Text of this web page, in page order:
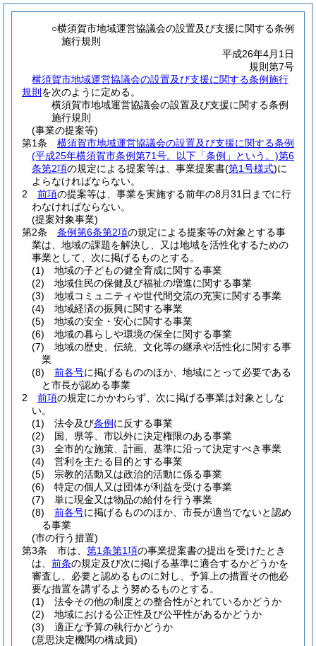
○横須賀市地域運営協議会の設置及び支援に関する条例
施行規則
平成26年4月1日
規則第7号
横須賀市地域運営協議会の設置及び支援に関する条例施行
規則 を次のように定める。
横須賀市地域運営協議会の設置及び支援に関する条例
施行規則
(事業の提案等)
第1条
横須賀市地域運営協議会の設置及び支援に関する条例
(平成25年横須賀市条例第71号。以下「条例」という。)第6
条第2項の規定による提案等は、事業提案書(第1号様式)に
よらなければならない。
2
前項の提案等は、事業を実施する前年の8月31日までに行
わなければならない。
(提案対象事業)
第2条
条例第6条第2項の規定による提案等の対象とする事
業は、地域の課題を解決し、又は地域を活性化するための
事業として、次に掲げるものとする。
(1)
地域の子どもの健全育成に関する事業
(2)
地域住民の保健及び福祉の増進に関する事業
(3)
地域コミュニティや世代間交流の充実に関する事業
(4)
地域経済の振興に関する事業
(5)
地域の安全・安心に関する事業
(6)
地域の暮らしや環境の保全に関する事業
(7)
地域の歴史、伝統、文化等の継承や活性化に関する事
業
(8)
前各号に掲げるもののほか、地域にとって必要である
と市長が認める事業
2
前項の規定にかかわらず、次に掲げる事業は対象としな
い。
(1)
法令及び条例 に反する事業
(2)
国、県等、市以外に決定権限のある事業
(3)
全市的な施策、計画、基準に沿って決定すべき事業
(4)
営利を主たる目的とする事業
(5)
宗教的活動又は政治的活動に係る事業
(6)
特定の個人又は団体が利益を受ける事業
(7)
単に現金又は物品の給付を行う事業
(8)
前各号に掲げるもののほか、市長が適当でないと認め
る事業
(市の行う措置)
第3条
市は、 第1条第1項の事業提案書の提出を受けたとき
は、 前条の規定及び次に掲げる基準に適合するかどうかを
審査し、必要と認めるものに対し、予算上の措置その他必
要な措置を講ずるよう努めるものとする。
(1)
法令その他の制度との整合性がとれているかどうか
(2)
地域における公正性及び公平性があるかどうか
(3)
適正な予算の執行かどうか
(意思決定機関の構成員)